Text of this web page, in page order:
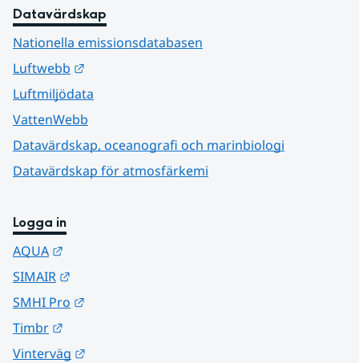
Datavärdskap
Nationella emissionsdatabasen
Luftwebb
Luftmiljödata
VattenWebb
Datavärdskap, oceanografi och marinbiologi
Datavärdskap för atmosfärkemi
Logga in
AQUA
SIMAIR
SMHI Pro
Timbr
Vinterväg